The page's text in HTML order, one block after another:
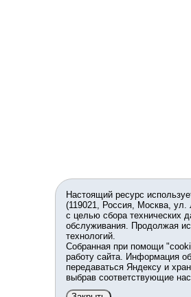
Настоящий ресурс
(119021, Россия, Москва,
с целью сбора технических
обслуживания. Продолжая
технологий.
Собранная при помощи
работу сайта. Информация
передаваться Яндексу и
выбрав соответствующие